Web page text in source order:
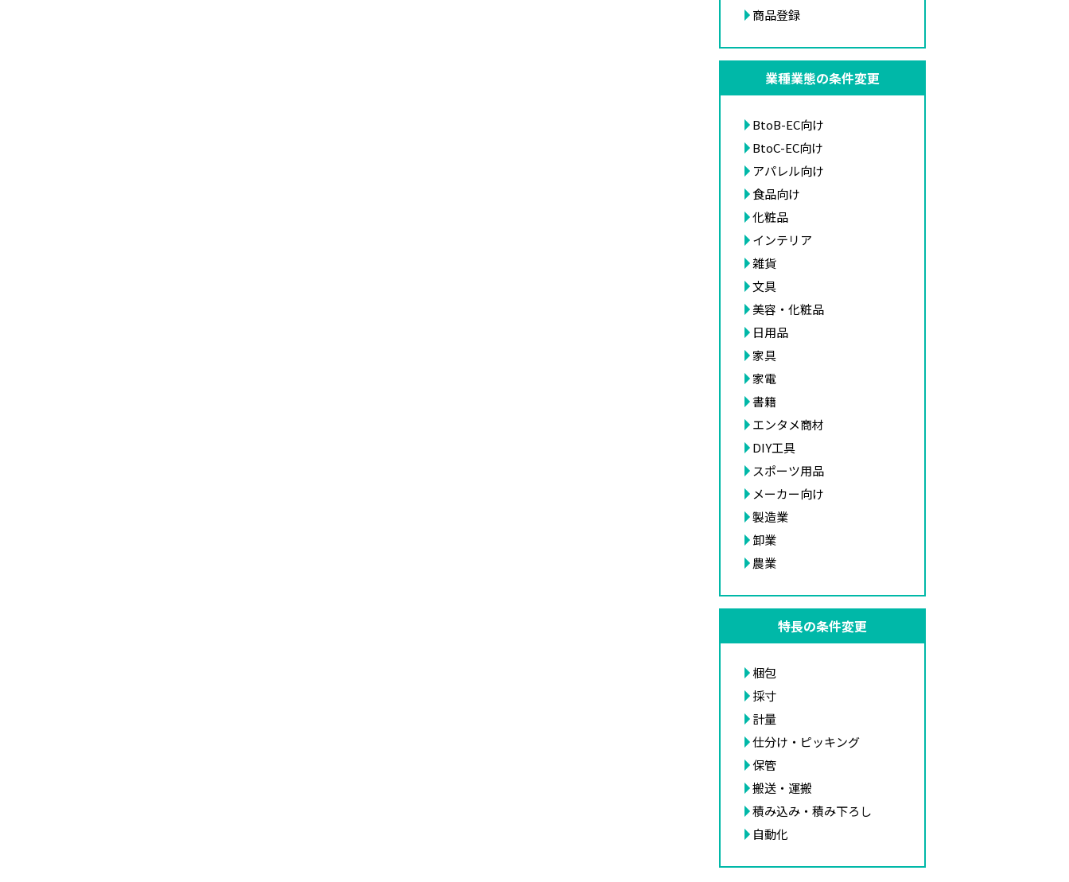
商品登録
業種業態の条件変更
BtoB-EC向け
BtoC-EC向け
アパレル向け
食品向け
化粧品
インテリア
雑貨
文具
美容・化粧品
日用品
家具
家電
書籍
エンタメ商材
DIY工具
スポーツ用品
メーカー向け
製造業
卸業
農業
特長の条件変更
梱包
採寸
計量
仕分け・ピッキング
保管
搬送・運搬
積み込み・積み下ろし
自動化